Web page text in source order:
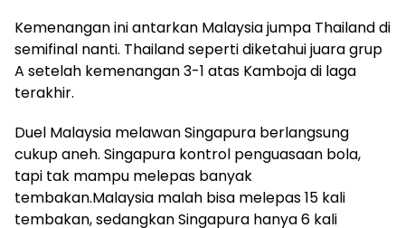
Kemenangan ini antarkan Malaysia jumpa Thailand di
semifinal nanti. Thailand seperti diketahui juara grup
A setelah kemenangan 3-1 atas Kamboja di laga
terakhir.
Duel Malaysia melawan Singapura berlangsung
cukup aneh. Singapura kontrol penguasaan bola,
tapi tak mampu melepas banyak
tembakan.Malaysia malah bisa melepas 15 kali
tembakan, sedangkan Singapura hanya 6 kali